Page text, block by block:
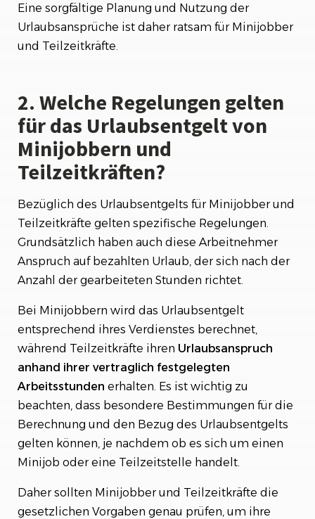
Eine sorgfältige Planung und Nutzung der
Urlaubsansprüche ist daher ratsam für Minijobber
und Teilzeitkräfte.
2. Welche Regelungen gelten
für das Urlaubsentgelt von
Minijobbern und
Teilzeitkräften?
Bezüglich des Urlaubsentgelts für Minijobber und
Teilzeitkräfte gelten spezifische Regelungen.
Grundsätzlich haben auch diese Arbeitnehmer
Anspruch auf bezahlten Urlaub, der sich nach der
Anzahl der gearbeiteten Stunden richtet.
Bei Minijobbern wird das Urlaubsentgelt
entsprechend ihres Verdienstes berechnet,
während Teilzeitkräfte ihren Urlaubsanspruch
anhand ihrer vertraglich festgelegten
Arbeitsstunden erhalten. Es ist wichtig zu
beachten, dass besondere Bestimmungen für die
Berechnung und den Bezug des Urlaubsentgelts
gelten können, je nachdem ob es sich um einen
Minijob oder eine Teilzeitstelle handelt.
Daher sollten Minijobber und Teilzeitkräfte die
gesetzlichen Vorgaben genau prüfen, um ihre